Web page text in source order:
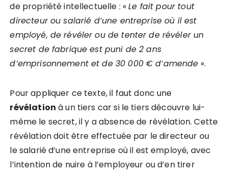
de propriété intellectuelle : «Le fait pour tout
directeur ou salarié d’une entreprise où il est
employé, de révéler ou de tenter de révéler un
secret de fabrique est puni de 2 ans
d’emprisonnement et de 30 000 €d’amende ».
Pour appliquer ce texte, il faut donc une
révélation à un tiers car si le tiers découvre lui-
même le secret, il y a absence de révélation. Cette
révélation doit être effectuée par le directeur ou
le salarié d’une entreprise où il est employé, avec
l’intention de nuire à l’employeur ou d’en tirer